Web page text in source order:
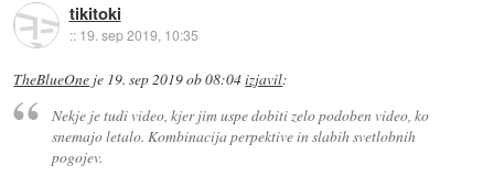
tikitoki
:: 19. sep 2019, 10:35
TheBlueOne je 19. sep 2019 ob 08:04izjavil:
Nekje je tudi video, kjer jim uspe dobiti zelo podoben video, ko
snemajo letalo. Kombinacija perpektive in slabih svetlobnih
pogojev.